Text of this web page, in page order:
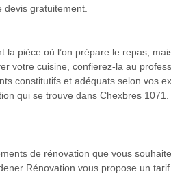
gratuitement.
pièce où l’on prépare le repas,
votre cuisine, confierez-la au
constitutifs et adéquats selon vos
qui se trouve dans Chexbres
de rénovation que vous
Rénovation vous propose un